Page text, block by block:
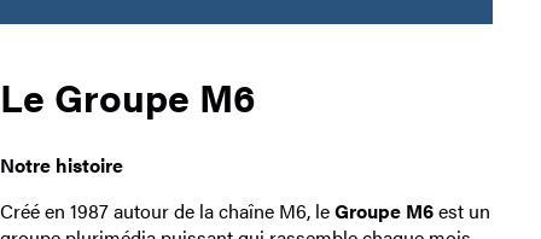
Le Groupe M6
Notre histoire
Créé en 1987 autour de la chaîne M6, leGroupe M6est un